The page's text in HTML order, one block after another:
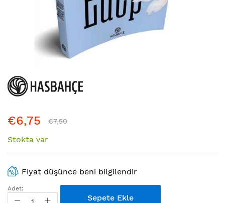
galerisinin
başına
€6,75 €7,50
Stokta var
Fiyat düşünce beni bilgilendir
Adet:
Sepete Ekle